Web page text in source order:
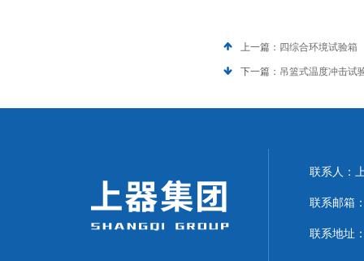
上一篇： 四综合环境试验箱
下一篇： 吊篮式温度冲击试
联系人：
联系邮箱
联系地址